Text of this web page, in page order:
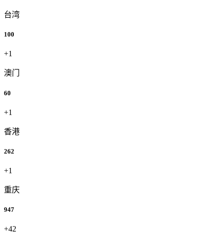
台湾
100
+1
澳门
60
+1
香港
262
+1
重庆
947
+42